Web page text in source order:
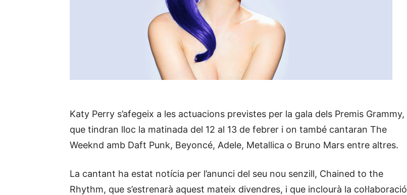
Katy Perry s’afegeix a les actuacions previstes per la gala dels Premis Grammy,
que tindran lloc la matinada del 12 al 13 de febrer i on també cantaran The
Weeknd amb Daft Punk, Beyoncé, Adele, Metallica o Bruno Mars entre altres.
La cantant ha estat notícia per l’anunci del seu nou senzill, Chained to the
Rhythm, que s’estrenarà aquest mateix divendres, i que inclourà la col·laboració